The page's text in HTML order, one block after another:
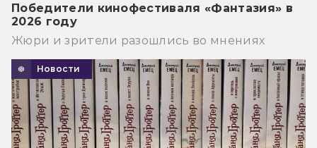
Победители кинофестиваля «Фантазия» в
2026 году
Жюри и зрители разошлись во мнениях
Новости